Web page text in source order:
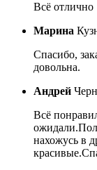
Всё отлично
Марина
Спасибо,
довольна.
Андрей
Всё
нахожусь в